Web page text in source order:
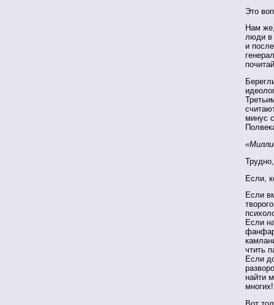
Это
Нам
люди в
и
минус
Если,
Если
Если
чтить
Если
найти
многих!